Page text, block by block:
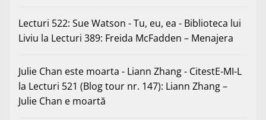
Lecturi 522: Sue Watson - Tu, eu, ea - Biblioteca lui
Liviu la Lecturi 389: Freida McFadden – Menajera
Julie Chan este moarta - Liann Zhang - CitestE-MI-L
la Lecturi 521 (Blog tour nr. 147): Liann Zhang –
Julie Chan e moartă